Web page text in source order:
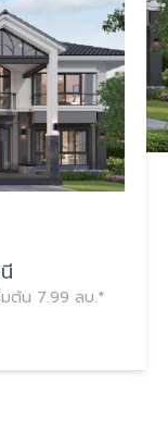
มต้น 7.99 ลบ.*